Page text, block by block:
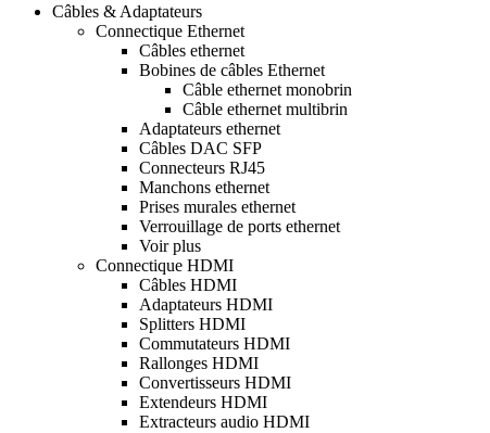
Câbles & Adaptateurs
Connectique Ethernet
Câbles ethernet
Bobines de câbles Ethernet
Câble ethernet monobrin
Câble ethernet multibrin
Adaptateurs ethernet
Câbles DAC SFP
Connecteurs RJ45
Manchons ethernet
Prises murales ethernet
Verrouillage de ports ethernet
Voir plus
Connectique HDMI
Câbles HDMI
Adaptateurs HDMI
Splitters HDMI
Commutateurs HDMI
Rallonges HDMI
Convertisseurs HDMI
Extendeurs HDMI
Extracteurs audio HDMI